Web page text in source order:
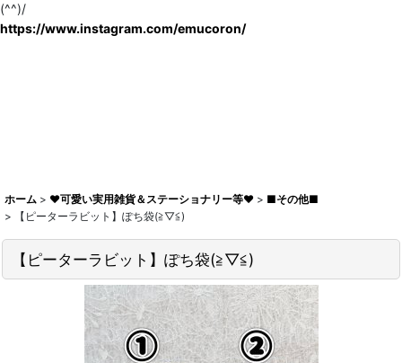
(^^)/
https://www.instagram.com/emucoron/
ホーム > ♥可愛い実用雑貨＆ステーショナリー等♥ > ■その他■
>
【ピーターラビット】ぽち袋(≧▽≦)
【ピーターラビット】ぽち袋(≧▽≦)